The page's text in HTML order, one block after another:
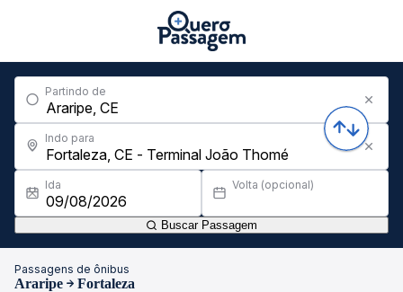
Partindo de
Indo para
Ida Volta (opcional)
Buscar Passagem
Passagens de ônibus
Araripe Fortaleza